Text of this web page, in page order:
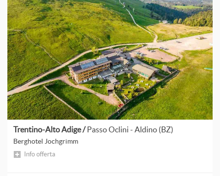
Trentino-Alto Adige /Passo Oclini - Aldino (BZ)
Berghotel Jochgrimm
Info offerta